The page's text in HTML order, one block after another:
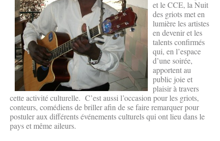
et le CCE, la Nuit
des griots met en
lumière les artistes
en devenir et les
talents confirmés
qui, en l’espace
d’une soirée,
apportent au
public joie et
plaisir à travers
cette activité culturelle. C’est aussi l’occasion pour les griots,
conteurs, comédiens de briller afin de se faire remarquer pour
postuler aux différents événements culturels qui ont lieu dans le
pays et même aileurs.